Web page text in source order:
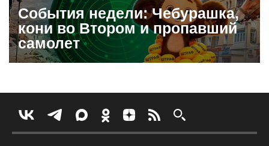
События недели: Чебурашка,
кони во Втором и пропавший
самолет